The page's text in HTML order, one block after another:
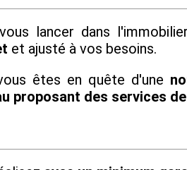
lancer dans
et ajusté à vos besoins.
êtes en quête d'une
proposant des services